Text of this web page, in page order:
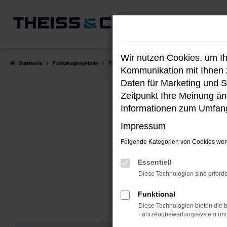
Hauptinhalt
Startseite Fahrzeugangebote Fahrzeug-Showroom
Unser
Wir nutzen Cookies, um
Kommunikation mit
Daten für Marketing und
Zeitpunkt Ihre Meinung
Informationen zum
Impressum
Folgende Kategorien von Cookies
Essentiell
Diese Technologien sind
Funktional
Diese Technologien bieten die
Fahrzeugbewertungssystem